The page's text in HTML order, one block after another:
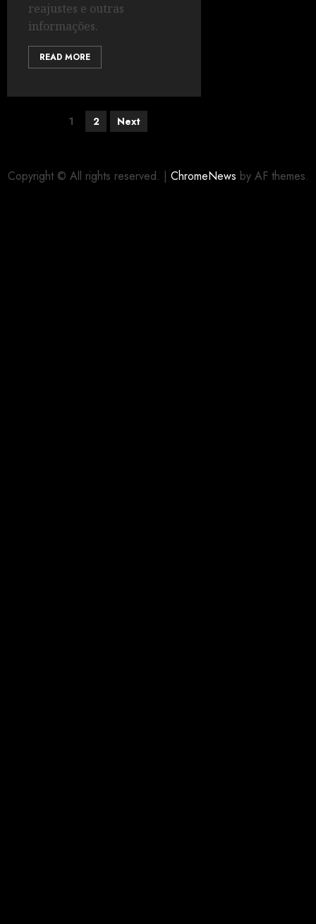
reajustes e outras
informações.
READ MORE
1 2 Next
Copyright © All rights reserved. | ChromeNews by AF themes.